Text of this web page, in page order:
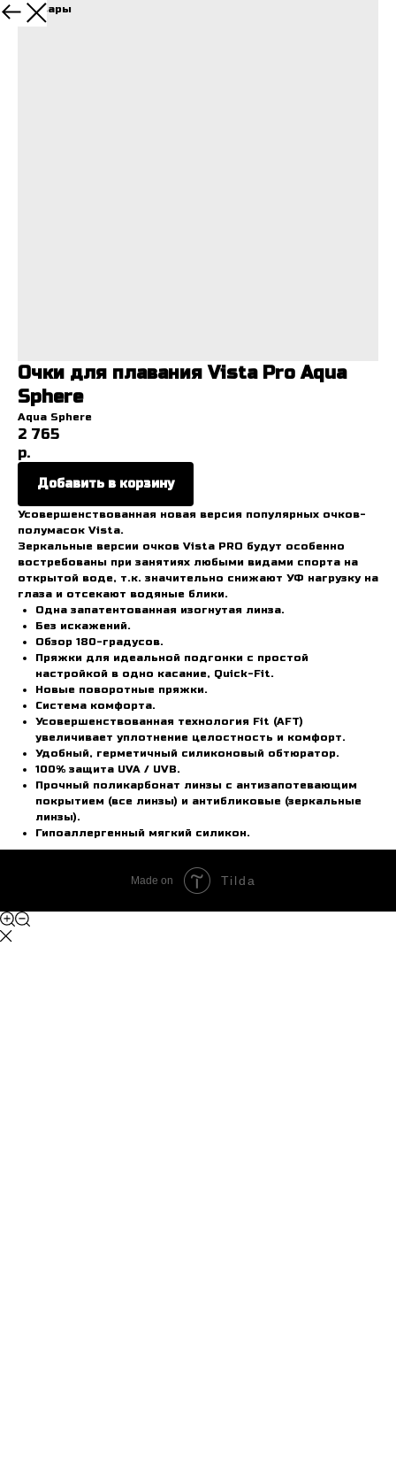
Все товары
Очки для плавания Vista Pro Aqua
Sphere
Aqua Sphere
2 765
р.
Добавить в корзину
Усовершенствованная новая версия популярных очков-
полумасок Vista.
Зеркальные версии очков Vista PRO будут особенно
востребованы при занятиях любыми видами спорта на
открытой воде, т.к. значительно снижают УФ нагрузку на
глаза и отсекают водяные блики.
Одна запатентованная изогнутая линза.
Без искажений.
Обзор 180-градусов.
Пряжки для идеальной подгонки с простой
настройкой в одно касание, Quick-Fit.
Новые поворотные пряжки.
Система комфорта.
Усовершенствованная технология Fit (AFT)
увеличивает уплотнение целостность и комфорт.
Удобный, герметичный силиконовый обтюратор.
100% защита UVA / UVB.
Прочный поликарбонат линзы с антизапотевающим
покрытием (все линзы) и антибликовые (зеркальные
линзы).
Гипоаллергенный мягкий силикон.
Made on Tilda